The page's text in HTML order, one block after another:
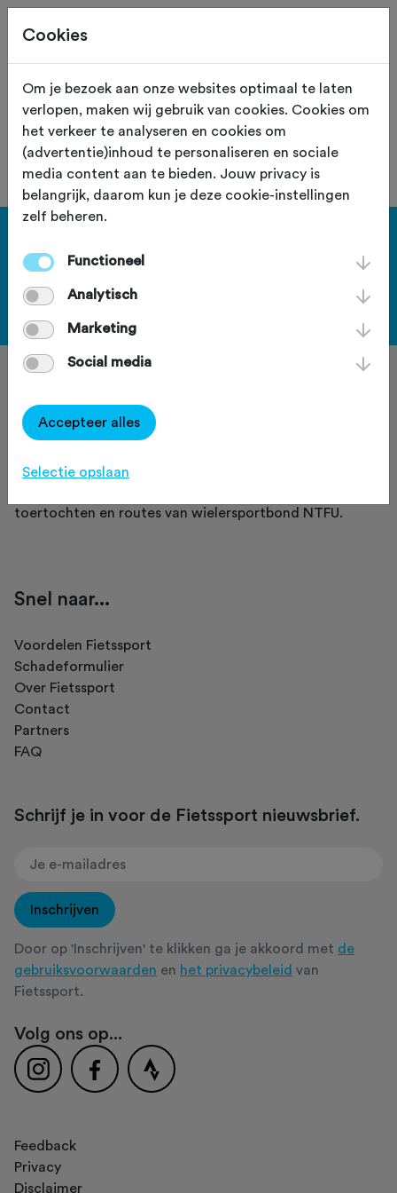
De toertocht met nummer "59300" is
niet gevonden.
voor het PLUS account.
Bekijk de voordelen
toertochten en routes van wielersportbond NTFU.
Snel naar...
Voordelen Fietssport
Schadeformulier
Over Fietssport
Contact
Partners
FAQ
Schrijf je in voor de Fietssport nieuwsbrief.
Inschrijven
Door op 'Inschrijven' te klikken ga je akkoord met de
gebruiksvoorwaarden en het privacybeleid van
Fietssport.
Volg ons op...
Feedback
Privacy
Disclaimer
Cookies
Om je bezoek aan onze websites optimaal te laten
verlopen, maken wij gebruik van cookies. Cookies om
het verkeer te analyseren en cookies om
(advertentie)inhoud te personaliseren en sociale
media content aan te bieden. Jouw privacy is
belangrijk, daarom kun je deze cookie-instellingen
zelf beheren.
Functioneel
Analytisch
Marketing
Social media
Accepteer alles
Selectie opslaan